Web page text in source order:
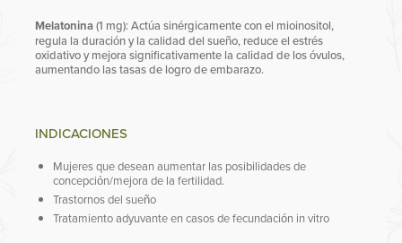
Melatonina(1 mg): Actúa sinérgicamente con el mioinositol,
regula la duración y la calidad del sueño, reduce el estrés
oxidativo y mejora significativamente la calidad de los óvulos,
aumentando las tasas de logro de embarazo.
INDICACIONES
Mujeres que desean aumentar las posibilidades de
concepción/mejora de la fertilidad.
Trastornos del sueño
Tratamiento adyuvante en casos de fecundación in vitro